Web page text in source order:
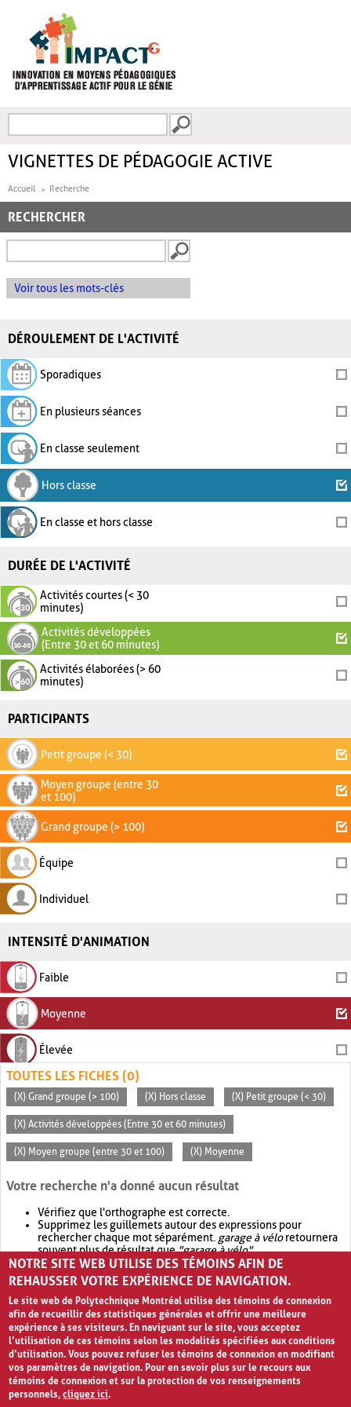
FORMULAIRE DE
VIGNETTES DE PÉDAGOGIE ACTIVE
Accueil Recherche
RECHERCHER
Voir tous les mots-clés
DÉROULEMENT DE L'ACTIVITÉ
Sporadiques
En plusieurs séances
En classe seulement
Hors classe
En classe et hors classe
DURÉE DE L'ACTIVITÉ
Activités courtes (< 30
minutes)
Activités développées
(Entre 30 et 60 minutes)
Activités élaborées (> 60
minutes)
PARTICIPANTS
Petit groupe (< 30)
Moyen groupe (entre 30
et 100)
Grand groupe (> 100)
Équipe
Individuel
INTENSITÉ D'ANIMATION
Faible
Moyenne
Élevée
TOUTES LES FICHES (0)
(X) Grand groupe (> 100) (X) Hors classe (X) Petit groupe (< 30)
(X) Activités développées (Entre 30 et 60 minutes)
(X) Moyen groupe (entre 30 et 100) (X) Moyenne
Votre recherche n'a donné aucun résultat
Vérifiez que l'orthographe est correcte.
Supprimez les guillemets autour des expressions pour
rechercher chaque mot séparément. garage à véloretournera
souvent plus de résultat que"garage à vélo".
Envisagez d'élargir votre recherche avec OR.garage OR vélo
retournera souvent plus de résultat quegarage à vélo
NOTRE SITE WEB UTILISE DES TÉMOINS AFIN DE
REHAUSSER VOTRE EXPÉRIENCE DE NAVIGATION.
Le site web de Polytechnique Montréal utilise des témoins de connexion
afin de recueillir des statistiques générales et offrir une meilleure
expérience à ses visiteurs. En naviguant sur le site, vous acceptez
l’utilisation de ces témoins selon les modalités spécifiées aux conditions
d’utilisation. Vous pouvez refuser les témoins de connexion en modifiant
vos paramètres de navigation. Pour en savoir plus sur le recours aux
témoins de connexion et sur la protection de vos renseignements
personnels,cliquez ici.